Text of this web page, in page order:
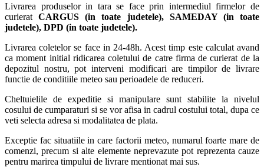
Livrarea produselor in tara se face prin intermediul firmelor de
curieratCARGUS (in toate judetele),
SAMEDAY (in toate
judetele), DPD (in toate judetele).
Livrarea coletelor se face in 24-48h. Acest timp este calculat avand
ca moment initial ridicarea coletului de catre firma de curierat de la
depozitul nostru, pot interveni modificari are timpilor de livrare
functie de conditiile meteo sau perioadele de reduceri.
Cheltuielile de expeditie si manipulare sunt stabilite la nivelul
cosului de cumparaturi si se vor afisa in cadrul costului total, dupa ce
veti selecta adresa si modalitatea de plata.
Exceptie fac situatiile in care factorii meteo, numarul foarte mare de
comenzi, precum si alte elemente neprevazute pot reprezenta cauze
pentru marirea timpului de livrare mentionat mai sus.